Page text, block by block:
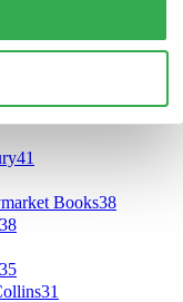
53
41
Books38
38
35
31